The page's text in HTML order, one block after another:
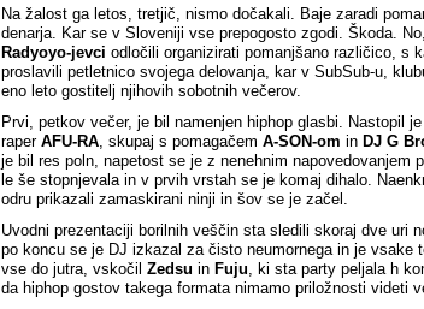
Na žalost ga letos, tretjič, nismo dočakali. Baje zaradi
denarja. Kar se v Sloveniji vse prepogosto zgodi. Škoda.
Radyoyo-jevci odločili organizirati pomanjšano različico, s
proslavili petletnico svojega delovanja, kar v SubSub-u,
eno leto gostitelj njihovih sobotnih večerov.
Prvi, petkov večer, je bil namenjen hiphop glasbi. Nastopil
raper AFU-RA, skupaj s pomagačem A-SON-om in DJ G
je bil res poln, napetost se je z nenehnim napovedovanjem
le še stopnjevala in v prvih vrstah se je komaj dihalo.
odru prikazali zamaskirani ninji in šov se je začel.
Uvodni prezentaciji borilnih veščin sta sledili skoraj dve uri
po koncu se je DJ izkazal za čisto neumornega in je vsake
vse do jutra, vskočil Zedsu in Fuju, ki sta party peljala h
da hiphop gostov takega formata nimamo priložnosti videti